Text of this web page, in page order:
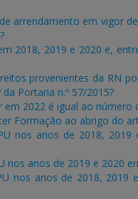
arrendamento em vigor
2018, 2019 e 2020 e,
provenientes da RN
Portaria n.º 57/2015?
2022 é igual ao
Formação ao abrigo do
nos anos de 2018,
nos anos de 2019 e 2020
nos anos de 2018, 2019